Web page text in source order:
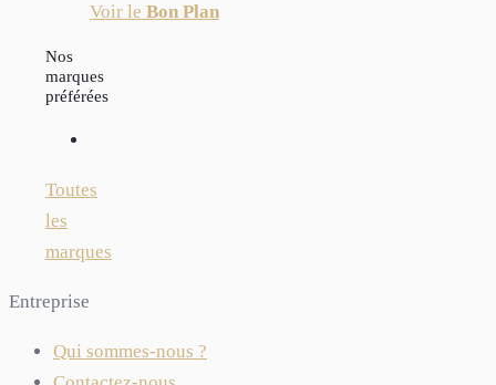
Voir le Bon Plan
Nos
marques
préférées
Toutes
les
marques
Entreprise
Qui sommes-nous ?